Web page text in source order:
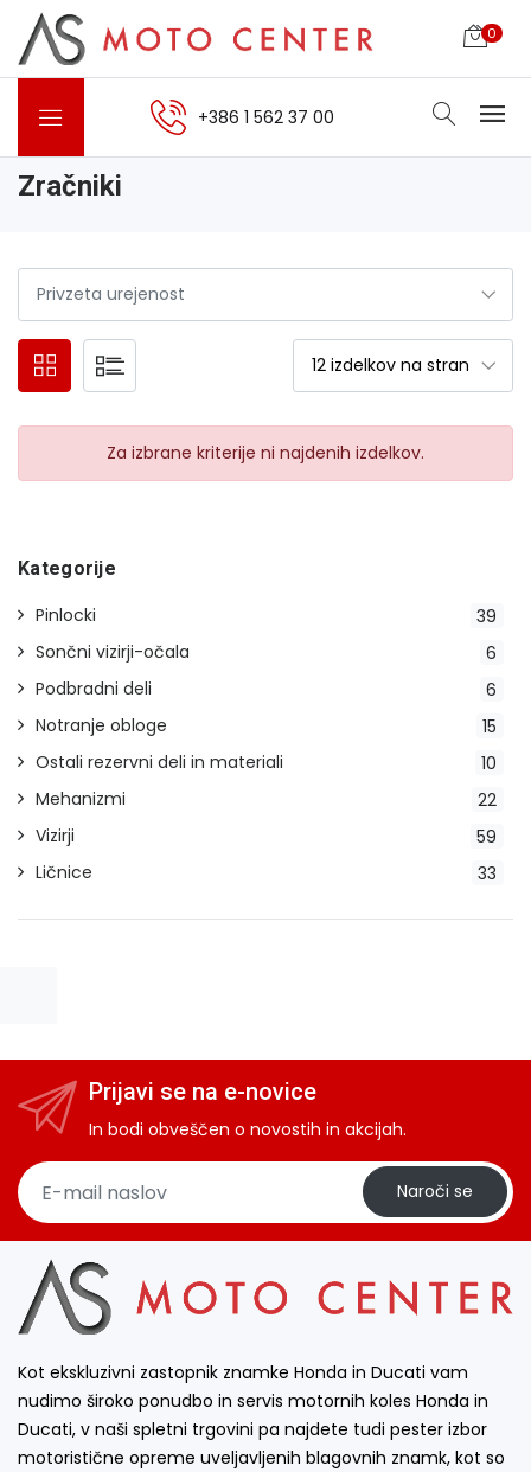
0
+386 1 562 37 00
Zračniki
Za izbrane kriterije ni najdenih izdelkov.
Kategorije
39
Pinlocki
6
Sončni vizirji-očala
6
Podbradni deli
15
Notranje obloge
10
Ostali rezervni deli in materiali
22
Mehanizmi
59
Vizirji
33
Ličnice
Prijavi se na e-novice
In bodi obveščen o novostih in akcijah.
Naroči se
Kot ekskluzivni zastopnik znamke Honda in Ducati vam
nudimo široko ponudbo in servis motornih koles Honda in
Ducati, v naši spletni trgovini pa najdete tudi pester izbor
motoristične opreme uveljavljenih blagovnih znamk, kot so